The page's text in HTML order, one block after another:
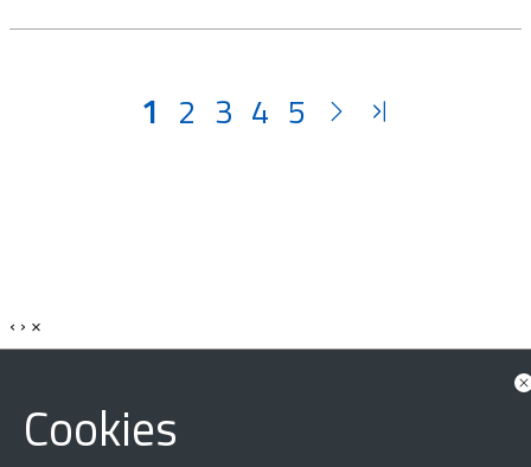
1 2 3 4 5
‹ › ×
Cookies
Dichiarazione di accessibilità